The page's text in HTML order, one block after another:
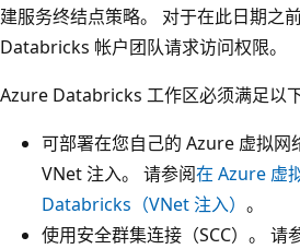
建服务终结点策略。 对于在此日期之
Databricks 帐户团队请求访问权限。
Azure Databricks 工作区必须满足以下
可部署在您自己的 Azure 虚拟网
VNet 注入。 请参阅在 Azure 虚
Databricks（VNet 注入） 。
使用安全群集连接（SCC）。 请